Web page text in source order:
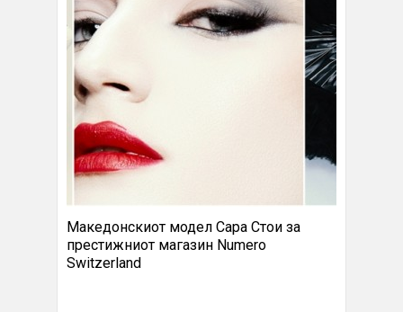
Македонскиот модел Сара Стои за
престижниот магазин Numero
Switzerland